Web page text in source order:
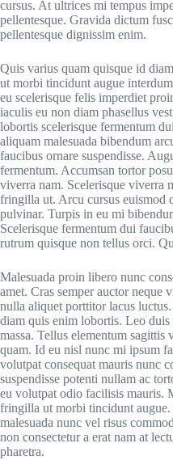
cursus. At ultrices mi tempus
pellentesque. Gravida dictum
pellentesque dignissim enim.
Quis varius quam quisque id
ut morbi tincidunt augue
eu scelerisque felis imperdiet
iaculis eu non diam phasellus
lobortis scelerisque fermentum
aliquam malesuada bibendum
faucibus ornare suspendisse.
fermentum. Accumsan tortor
viverra nam. Scelerisque viverra
fringilla ut. Arcu cursus euismod
pulvinar. Turpis in eu mi
Scelerisque fermentum dui
rutrum quisque non tellus orci.
Malesuada proin libero nunc
amet. Cras semper auctor neque
nulla aliquet porttitor lacus
diam quis enim lobortis. Leo
massa. Tellus elementum sagittis
quam. Id eu nisl nunc mi ipsum
volutpat consequat mauris nunc
suspendisse potenti nullam ac
eu volutpat odio facilisis mauris.
fringilla ut morbi tincidunt
malesuada nunc vel risus
non consectetur a erat nam at
pharetra.